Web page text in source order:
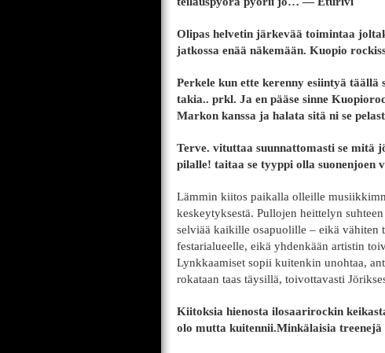
Olipas helvetin järkevää toimintaa
jatkossa enää näkemään. Kuopio
Perkele kun ette kerenny esiintyä
takia.. prkl. Ja en pääse sinne
Markon kanssa ja halata sitä ni se
Terve. vituttaa suunnattomasti se mitä
pilalle! taitaa se tyyppi olla suonenjoen
Lämmin kiitos paikalla olleille
keskeytyksestä. Pullojen heittelyn
selviää kaikille osapuolille – eikä vähiten
festarialueelle, eikä yhdenkään artistin
Lynkkaamiset sopii kuitenkin unohtaa,
rokataan taas täysillä, toivottavasti
Kiitoksia hienosta ilosaarirockin
olo mutta kuitennii.Minkälaisia